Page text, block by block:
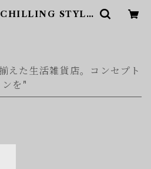
CHILLING STYLE
えた生活雑貨店。コンセプト
を"